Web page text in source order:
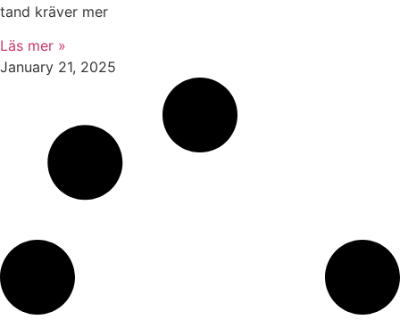
tand kräver mer
Läs mer »
January 21, 2025